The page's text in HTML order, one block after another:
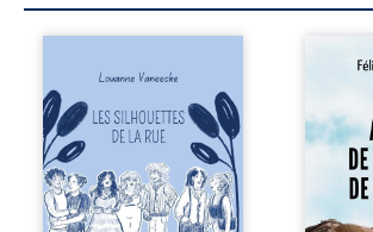
la rue donne la
parole à six
personnages
ordinaires,
traversés par des
pensées, des
émotions et des
silences qui